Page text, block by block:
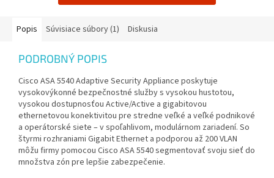
Popis Súvisiace súbory (1) Diskusia
PODROBNÝ POPIS
Cisco ASA 5540 Adaptive Security Appliance poskytuje
vysokovýkonné bezpečnostné služby s vysokou hustotou,
vysokou dostupnosťou Active/Active a gigabitovou
ethernetovou konektivitou pre stredne veľké a veľké podnikové
a operátorské siete – v spoľahlivom, modulárnom zariadení. So
štyrmi rozhraniami Gigabit Ethernet a podporou až 200 VLAN
môžu firmy pomocou Cisco ASA 5540 segmentovať svoju sieť do
množstva zón pre lepšie zabezpečenie.